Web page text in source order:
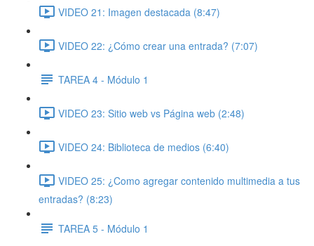
VIDEO 21: Imagen destacada (8:47)
VIDEO 22: ¿Cómo crear una entrada? (7:07)
TAREA 4 - Módulo 1
VIDEO 23: Sitio web vs Página web (2:48)
VIDEO 24: Biblioteca de medios (6:40)
VIDEO 25: ¿Como agregar contenido multimedia a tus
entradas? (8:23)
TAREA 5 - Módulo 1